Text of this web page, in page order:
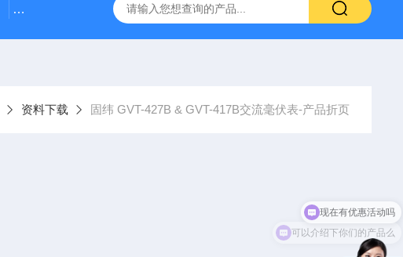
APS-7050E 交流电源 固纬 GSP-730 频谱分析仪 艾睿光电
资料下载 固纬 GVT-427B & GVT-417B交流毫伏表-产品折页